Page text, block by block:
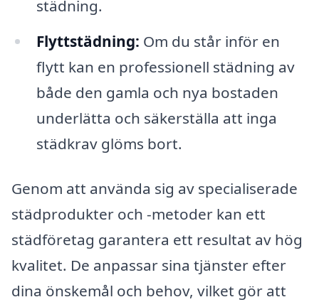
städning.
Flyttstädning: Om du står inför en
flytt kan en professionell städning av
både den gamla och nya bostaden
underlätta och säkerställa att inga
städkrav glöms bort.
Genom att använda sig av specialiserade
städprodukter och -metoder kan ett
städföretag garantera ett resultat av hög
kvalitet. De anpassar sina tjänster efter
dina önskemål och behov, vilket gör att